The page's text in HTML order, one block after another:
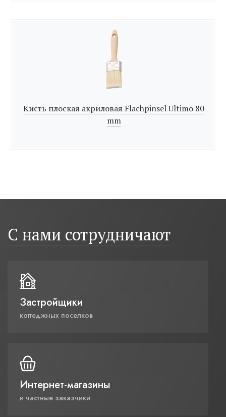
Кисть плоская акриловая Flachpinsel Ultimo 80
mm
С нами сотрудничают
Застройщики
коттеджных поселков
Интернет-магазины
и частные заказчики